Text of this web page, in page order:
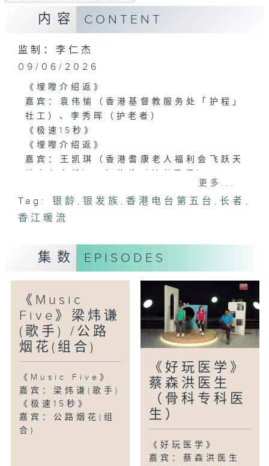
内容 CONTENT
监制：李仁杰
09/06/2026
《埋嚟介绍返》
嘉宾：袁伟愉（香港基督教服务处「护程」
社工）、李秀晖（护老者）
《极速15秒》
《埋嚟介绍返》
嘉宾：王凯琪（香港耆康老人福利会飞跃天
更多...
Tag: 银龄 , 银发族 , 香港电台第五台 , 长者 ,
香江暖流
集数 EPISODES
《Music
Five》梁炜谦
(歌手) /公路
烟花(组合)
《Music Five》
嘉宾：梁炜谦(歌手)
《极速15秒》
嘉宾：公路烟花(组
合)
《好玩医学》
蔡森洪医生
（骨科专科医
生）
《好玩医学》
嘉宾：蔡森洪医生